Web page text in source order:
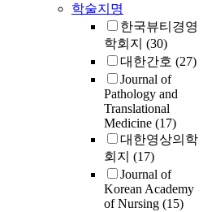
학술지명
한국뷰티경영
학회지 (30)
대한간호 (27)
Journal of
Pathology and
Translational
Medicine (17)
대한영상의학
회지 (17)
Journal of
Korean Academy
of Nursing (15)